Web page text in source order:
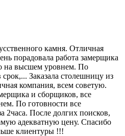
камня. Отличная
порадовала работа замерщика
на высшем уровнем. По
срок,... Заказала столешницу из
компания, всем советую.
и сборщиков, все
По готовности все
2часа. После долгих поисков,
адекватную цену. Спасибо
клиентуры !!!